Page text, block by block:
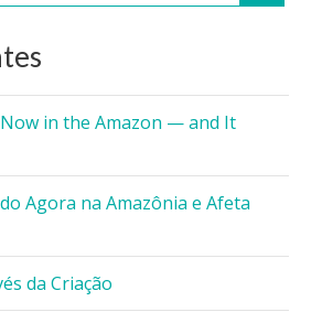
in the Amazon — and It
Agora na Amazônia e Afeta
da Criação